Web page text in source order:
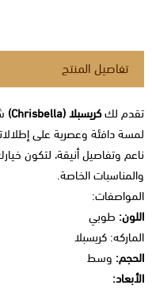
تفاصيل المنتج
تقدم لككريسبلا (Chrisbella)
لمسة دافئة وعصرية على
ناعم وتفاصيل أنيقة، لتكون
والمناسبات الخاصة.
المواصفات:
اللون: طوبي
الماركه: كريسبلا
الحجم: وسط
الأبعاد: